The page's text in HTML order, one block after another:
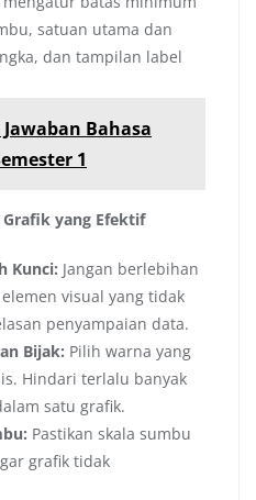
satuan utama dan
dan tampilan label
Bahasa
1
yang Efektif
Kunci: Jangan berlebihan
visual yang tidak
penyampaian data.
Bijak: Pilih warna yang
Hindari terlalu banyak
satu grafik.
Pastikan skala sumbu
grafik tidak